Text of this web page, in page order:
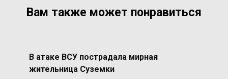
Вам также может понравиться
В атаке ВСУ пострадала мирная
жительница Суземки